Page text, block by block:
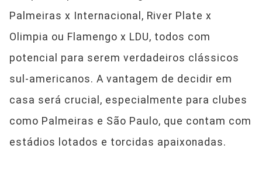
Palmeiras x Internacional, River Plate x
Olimpia ou Flamengo x LDU, todos com
potencial para serem verdadeiros clássicos
sul-americanos. A vantagem de decidir em
casa será crucial, especialmente para clubes
como Palmeiras e São Paulo, que contam com
estádios lotados e torcidas apaixonadas.